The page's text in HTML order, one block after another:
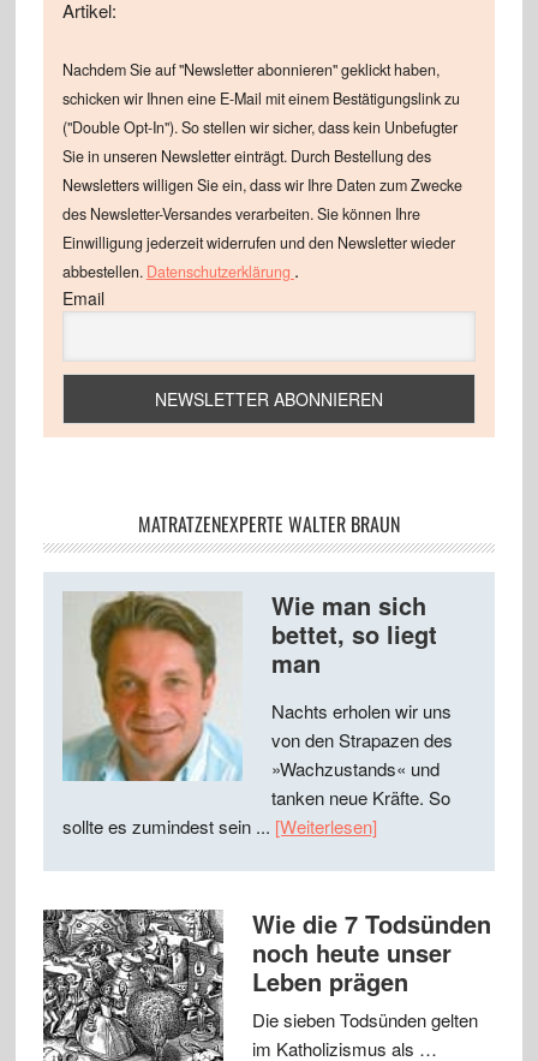
Artikel:
Nachdem Sie auf "Newsletter abonnieren" geklickt haben,
schicken wir Ihnen eine E-Mail mit einem Bestätigungslink zu
("Double Opt-In"). So stellen wir sicher, dass kein Unbefugter
Sie in unseren Newsletter einträgt. Durch Bestellung des
Newsletters willigen Sie ein, dass wir Ihre Daten zum Zwecke
des Newsletter-Versandes verarbeiten. Sie können Ihre
Einwilligung jederzeit widerrufen und den Newsletter wieder
abbestellen. Datenschutzerklärung .
Email
MATRATZENEXPERTE WALTER BRAUN
Wie man sich
bettet, so liegt
man
Nachts erholen wir uns
von den Strapazen des
»Wachzustands« und
tanken neue Kräfte. So
sollte es zumindest sein ... [Weiterlesen]
Wie die 7 Todsünden
noch heute unser
Leben prägen
Die sieben Todsünden gelten
im Katholizismus als …